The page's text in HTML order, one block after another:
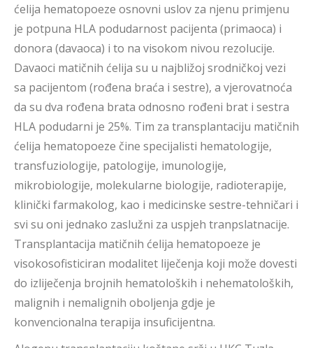
ćelija hematopoeze osnovni uslov za njenu primjenu
je potpuna HLA podudarnost pacijenta (primaoca) i
donora (davaoca) i to na visokom nivou rezolucije.
Davaoci matičnih ćelija su u najbližoj srodničkoj vezi
sa pacijentom (rođena braća i sestre), a vjerovatnoća
da su dva rođena brata odnosno rođeni brat i sestra
HLA podudarni je 25%. Tim za transplantaciju matičnih
ćelija hematopoeze čine specijalisti hematologije,
transfuziologije, patologije, imunologije,
mikrobiologije, molekularne biologije, radioterapije,
klinički farmakolog, kao i medicinske sestre-tehničari i
svi su oni jednako zaslužni za uspjeh tranpslatnacije.
Transplantacija matičnih ćelija hematopoeze je
visokosofisticiran modalitet liječenja koji može dovesti
do izliječenja brojnih hematoloških i nehematoloških,
malignih i nemalignih oboljenja gdje je
konvencionalna terapija insuficijentna.